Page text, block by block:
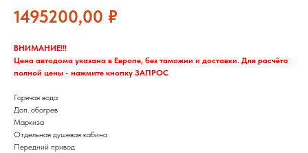
1495200,00 ₽
ВНИМАНИЕ!!!
Цена автодома указана в Европе, без таможни и доставки. Для расчёта
полной цены - нажмите кнопку ЗАПРОС
Горячая вода
Доп. обогрев
Маркиза
Отдельная душевая кабина
Передний привод